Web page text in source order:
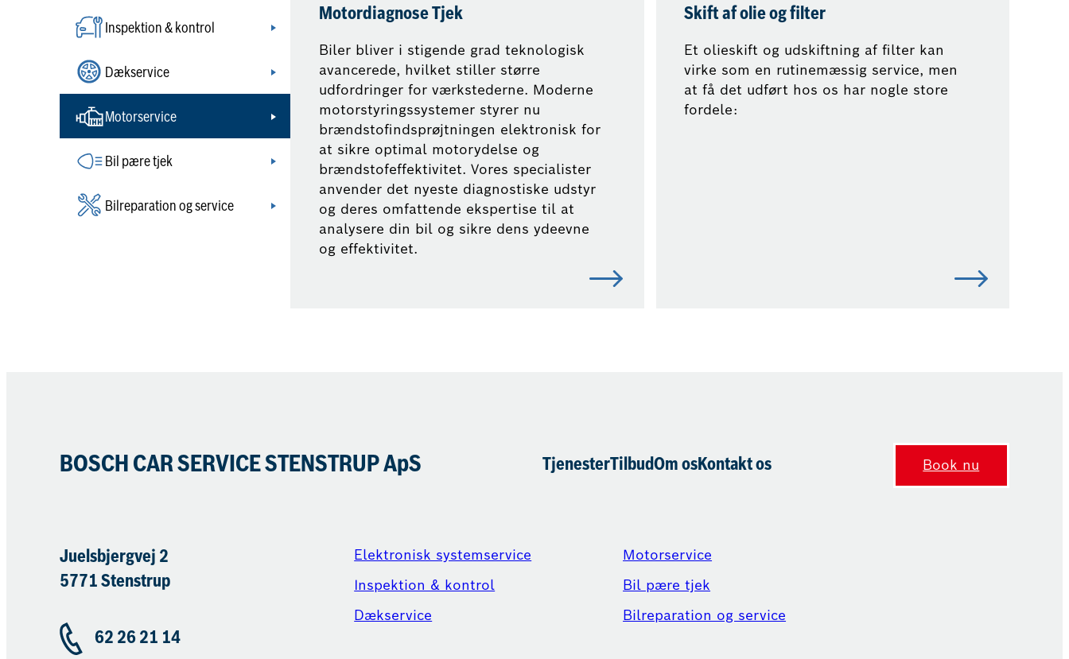
Inspektion & kontrol
Dækservice
Motorservice
Bil pære tjek
Bilreparation og service
Motordiagnose Tjek
Biler bliver i stigende grad teknologisk
avancerede, hvilket stiller større
udfordringer for værkstederne. Moderne
motorstyringssystemer styrer nu
brændstofindsprøjtningen elektronisk for
at sikre optimal motorydelse og
brændstofeffektivitet. Vores specialister
anvender det nyeste diagnostiske udstyr
og deres omfattende ekspertise til at
analysere din bil og sikre dens ydeevne
og effektivitet.
Skift af olie og filter
Et olieskift og udskiftning af filter kan
virke som en rutinemæssig service, men
at få det udført hos os har nogle store
fordele:
BOSCH CAR SERVICE STENSTRUP ApS TjenesterTilbudOm osKontakt os Book nu
Juelsbjergvej 2
5771 Stenstrup
62 26 21 14
Elektronisk systemservice
Inspektion & kontrol
Dækservice
Motorservice
Bil pære tjek
Bilreparation og service